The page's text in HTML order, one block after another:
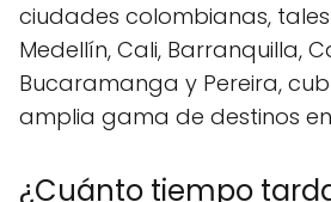
ciudades colombianas,
Medellín, Cali, Barranquilla,
Bucaramanga y Pereira,
amplia gama de destinos
¿Cuánto tiempo